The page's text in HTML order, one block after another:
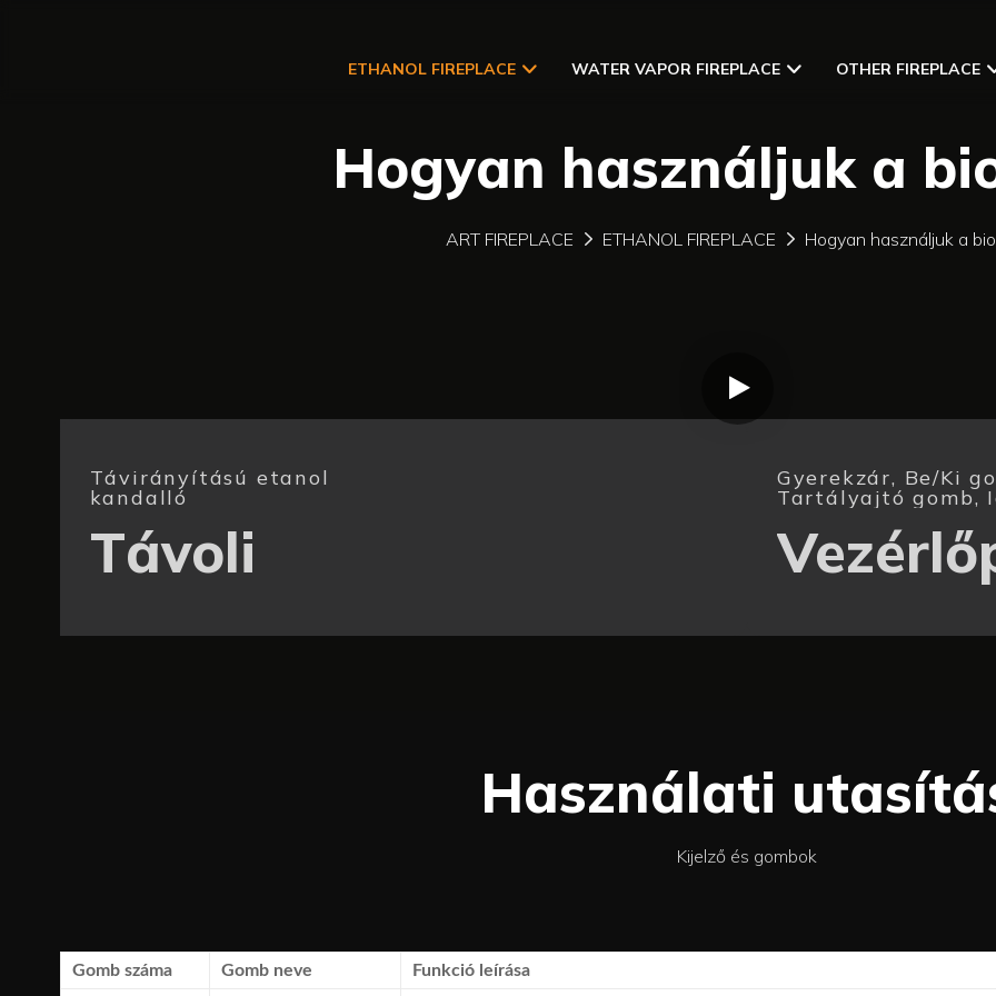
ETHANOL FIREPLACE WATER VAPOR FIREPLACE OTHER FIREPLACE
Hogyan használjuk a
ART FIREPLACE ETHANOL FIREPLACE Hogyan használjuk a
Távirányítású etanol
kandalló
Távoli
Gyerekzár, Be/Ki
Tartályajtó gomb,
Használati
Kijelző és gombok
Gomb száma Gomb neve Funkció leírása